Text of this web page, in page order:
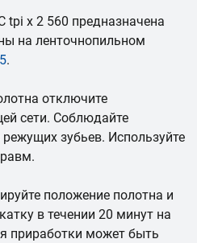
tpi x 2 560 предназначена
на ленточнопильном
.
отключите
сети. Соблюдайте
зубьев. Используйте
положение полотна и
в течении 20 минут на
приработки может быть